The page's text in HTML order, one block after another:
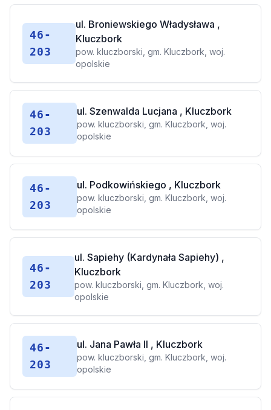
46-
203
ul. Broniewskiego Władysława ,
Kluczbork
pow. kluczborski, gm. Kluczbork, woj.
opolskie
46-
203
ul. Szenwalda Lucjana , Kluczbork
pow. kluczborski, gm. Kluczbork, woj.
opolskie
46-
203
ul. Podkowińskiego , Kluczbork
pow. kluczborski, gm. Kluczbork, woj.
opolskie
46-
203
ul. Sapiehy (Kardynała Sapiehy) ,
Kluczbork
pow. kluczborski, gm. Kluczbork, woj.
opolskie
46-
203
ul. Jana Pawła II , Kluczbork
pow. kluczborski, gm. Kluczbork, woj.
opolskie